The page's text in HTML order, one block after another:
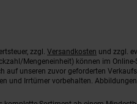
zzgl. Versandkosten und zzgl.
Mengeneinheit) können im
auf unseren zuvor geforderten
und Irrtümer vorbehalten.